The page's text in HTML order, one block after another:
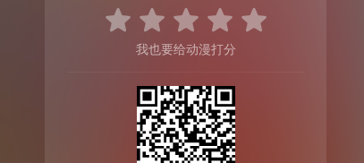
我也要给动漫打分